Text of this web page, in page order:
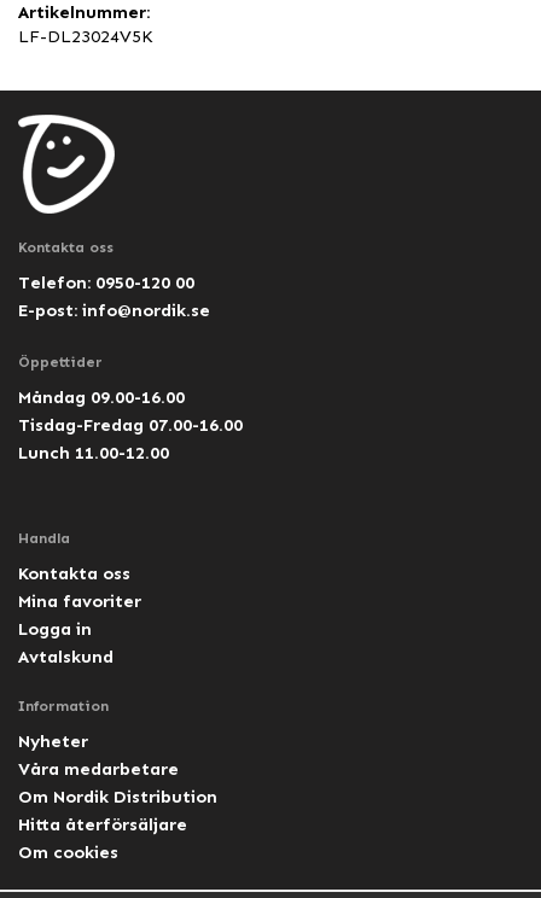
Artikelnummer:
LF-DL23024V5K
Kontakta oss
Telefon: 0950-120 00
E-post: info@nordik.se
Öppettider
Måndag 09.00-16.00
Tisdag-Fredag 07.00-16.00
Lunch 11.00-12.00
Handla
Kontakta oss
Mina favoriter
Logga in
Avtalskund
Information
Nyheter
Våra medarbetare
Om Nordik Distribution
Hitta återförsäljare
Om cookies